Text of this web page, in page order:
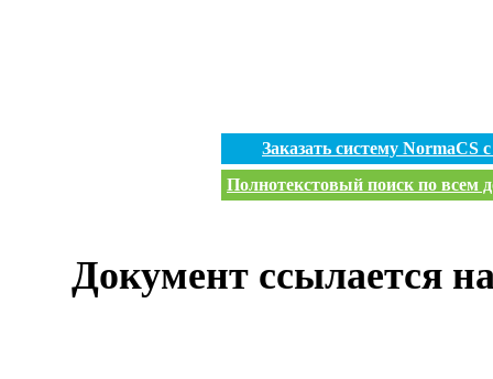
Заказать систему
Полнотекстовый поиск по всем
Документ ссылается